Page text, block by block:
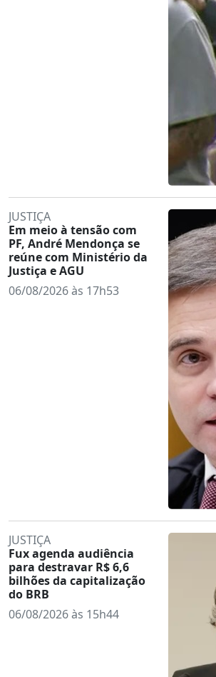
JUSTIÇA
Em meio à tensão com
PF, André Mendonça se
reúne com Ministério da
Justiça e AGU
06/08/2026 às 17h53
JUSTIÇA
Fux agenda audiência
para destravar R$ 6,6
bilhões da capitalização
do BRB
06/08/2026 às 15h44